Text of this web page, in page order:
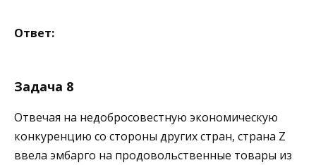
Ответ:
Задача 8
Отвечая на недобросовестную экономическую
конкуренцию со стороны других стран, страна Z
ввела эмбарго на продовольственные товары из